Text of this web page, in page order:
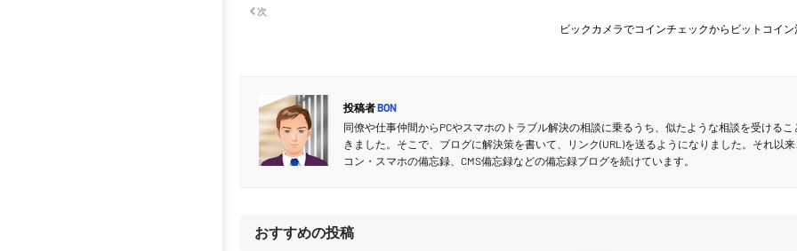
ビックカメラでコインチェックからビットコイン
次
投稿者BON
同僚や仕事仲間からPCやスマホのトラブル解決の相談に乗るうち、似たような相談を受けるこ
きました。そこで、ブログに解決策を書いて、リンク(URL)を送るようになりました。それ以
コン・スマホの備忘録、CMS備忘録などの備忘録ブログを続けています。
おすすめの投稿